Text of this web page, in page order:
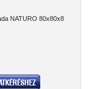
NATURO 80x80x8